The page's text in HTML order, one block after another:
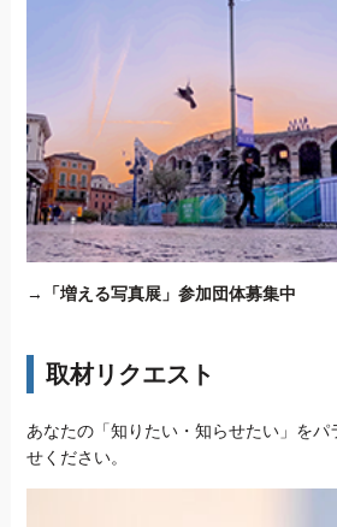
→ 「増える写真展」参加団体募集中
取材リクエスト
あなたの「知りたい・知らせたい」をパ
せください。